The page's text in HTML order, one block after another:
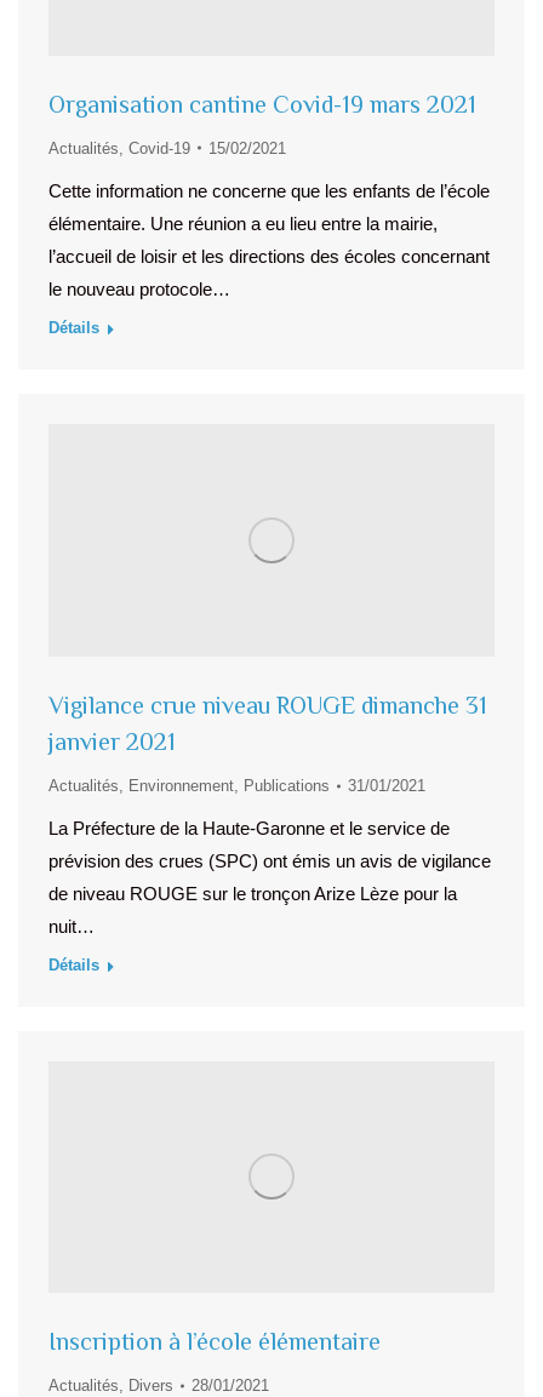
Organisation cantine Covid-19 mars 2021
Actualités Covid-19 15/02/2021
Cette information ne concerne que les enfants de l’école
élémentaire. Une réunion a eu lieu entre la mairie,
l’accueil de loisir et les directions des écoles concernant
le nouveau protocole…
Détails
Vigilance crue niveau ROUGE dimanche 31
janvier 2021
Actualités, Environnement, Publications 31/01/2021
La Préfecture de la Haute-Garonne et le service de
prévision des crues (SPC) ont émis un avis de vigilance
de niveau ROUGE sur le tronçon Arize Lèze pour la
nuit…
Détails
Inscription à l’école élémentaire
Actualités, Divers 28/01/2021